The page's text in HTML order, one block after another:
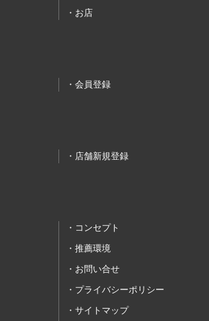
お店
会員登録
店舗新規登録
コンセプト
推薦環境
お問い合せ
プライバシーポリシー
サイトマップ